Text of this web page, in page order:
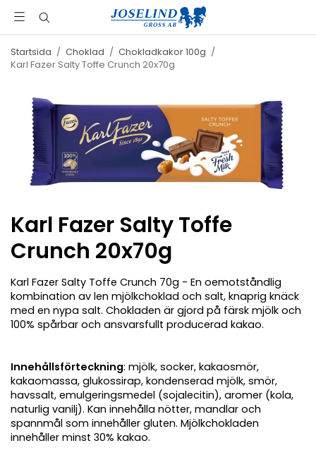
Startsida / Choklad / Chokladkakor 100g /
Karl Fazer Salty Toffe Crunch 20x70g
Karl Fazer Salty Toffe
Crunch 20x70g
Karl Fazer Salty Toffe Crunch 70g - En oemotståndlig
kombination av len mjölkchoklad och salt, knaprig knäck
med en nypa salt. Chokladen är gjord på färsk mjölk och
100% spårbar och ansvarsfullt producerad kakao.
Innehållsförteckning: mjölk, socker, kakaosmör,
kakaomassa, glukossirap, kondenserad mjölk, smör,
havssalt, emulgeringsmedel (sojalecitin), aromer (kola,
naturlig vanilj). Kan innehålla nötter, mandlar och
spannmål som innehåller gluten. Mjölkchokladen
innehåller minst 30% kakao.